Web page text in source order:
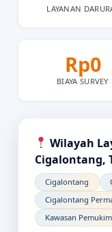
LAYANAN
Rp0
BIAYA SURVEY
Wilayah
Cigalontang,
Cigalontang
Cigalontang
Kawasan